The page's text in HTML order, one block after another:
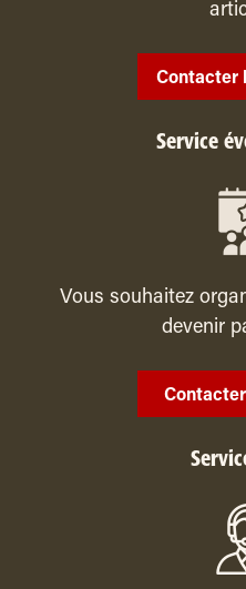
Contacter
Service
Vous souhaitez
devenir